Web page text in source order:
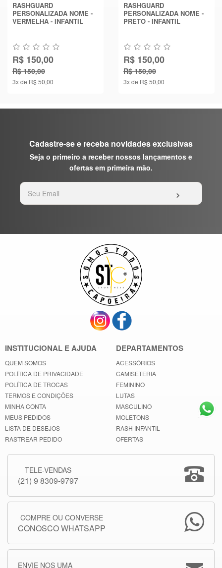
RASHGUARD
PERSONALIZADA NOME -
VERMELHA - INFANTIL
R$ 150,00
R$ 150,00
3x de R$ 50,00
RASHGUARD
PERSONALIZADA NOME -
PRETO - INFANTIL
R$ 150,00
R$ 150,00
3x de R$ 50,00
Cadastre-se e receba novidades exclusivas
Seja o primeiro a receber nossos lançamentos e
ofertas em primeira mão.
INSTITUCIONAL E AJUDA
QUEM SOMOS
POLÍTICA DE PRIVACIDADE
POLÍTICA DE TROCAS
TERMOS E CONDIÇÕES
MINHA CONTA
MEUS PEDIDOS
LISTA DE DESEJOS
RASTREAR PEDIDO
DEPARTAMENTOS
ACESSÓRIOS
CAMISETERIA
FEMININO
LUTAS
MASCULINO
MOLETONS
RASH INFANTIL
OFERTAS
TELE-VENDAS
(21) 9 8309-9797
COMPRE OU CONVERSE
CONOSCO WHATSAPP
ENVIE NOS UMA